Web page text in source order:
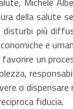
della salute
disturbi più
e
un
o
fiducia.